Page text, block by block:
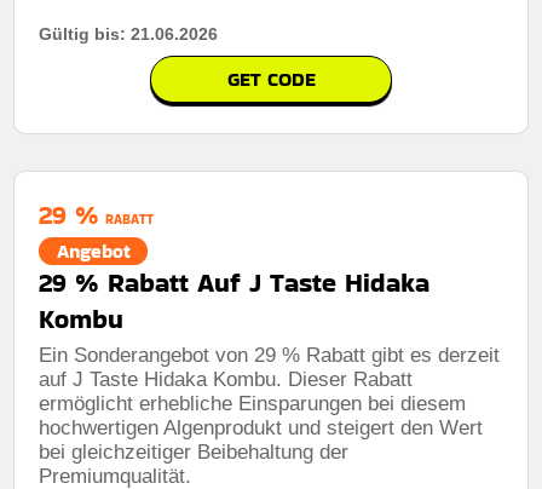
Gültig bis: 21.06.2026
GET CODE
29 % RABATT
Angebot
29 % Rabatt Auf J Taste Hidaka
Kombu
Ein Sonderangebot von 29 % Rabatt gibt es derzeit
auf J Taste Hidaka Kombu. Dieser Rabatt
ermöglicht erhebliche Einsparungen bei diesem
hochwertigen Algenprodukt und steigert den Wert
bei gleichzeitiger Beibehaltung der
Premiumqualität.